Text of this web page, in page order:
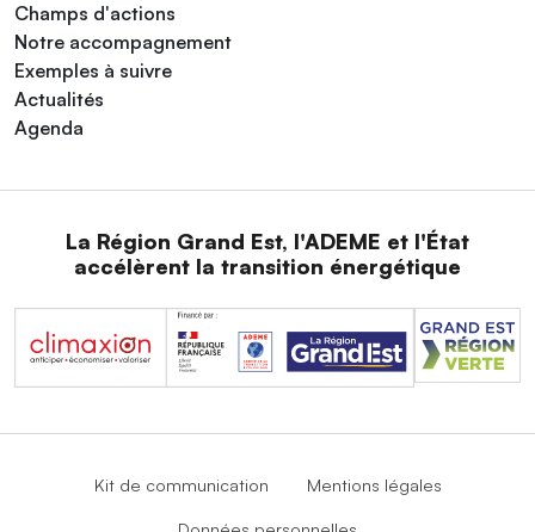
Champs d'actions
Notre accompagnement
Exemples à suivre
Actualités
Agenda
La Région Grand Est, l'ADEME et l'État
accélèrent la transition énergétique
Kit de communication Mentions légales